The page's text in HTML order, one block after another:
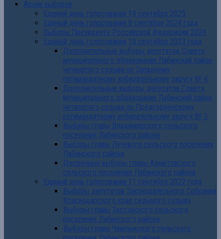
Архив выборов
Единый день голосования 14 сентября 2025
Единый день голосования 8 сентября 2024 года
Выборы Президента Российской Федерации 2024
Единый день голосования 10 сентября 2023 года
Дополнительные выборы депутатов Совета
муниципального образования Лабинский район
четвертого созыва по Западному
пятимандатному избирательному округу № 4
Дополнительные выборы депутатов Совета
муниципального образования Лабинский район
четвертого созыва по Предгорненскому
пятимандатному избирательному округу № 5
Выборы главы Владимирского сельского
поселения Лабинского района
Выборы главы Лучевого сельского поселения
Лабинского района
Досрочные выборы главы Ахметовского
сельского поселения Лабинского района
Единый день голосования 11 сентября 2022 года
Выборы депутатов Законодательного Собрания
Краснодарского края седьмого созыва
Выборы главы Зассовского сельского
поселения Лабинского района
Выборы главы Чамлыкского сельского